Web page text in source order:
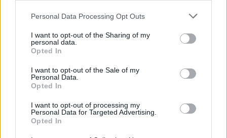
Please note that this website/app uses one or more Google
not limited to your visit or usage behaviour. You may click to
grant or deny consent to Google and its third-party tags to
use your data for below specified purposes in below Google
consent section.
Personal Data Processing Opt Outs
I want to opt-out of the Sharing of my
personal data.
Opted In
I want to opt-out of the Sale of my
Personal Data.
Opted In
I want to opt-out of processing my
Personal Data for Targeted Advertising.
Opted In
Madurai
Madurai a harmadik legnépesebb, és valószínűleg a
legrégebbi város Tamil Naduban, ókori görögök,
rómaiak és arabok i.e. 3. századi szövegei említik.